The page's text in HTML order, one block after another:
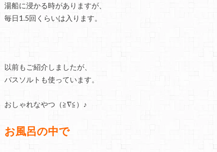
湯船に浸かる時がありますが、
毎日1.5回くらいは入ります。
以前もご紹介しましたが、
バスソルトも使っています。
おしゃれなやつ（≧∇≦）♪
お風呂の中で